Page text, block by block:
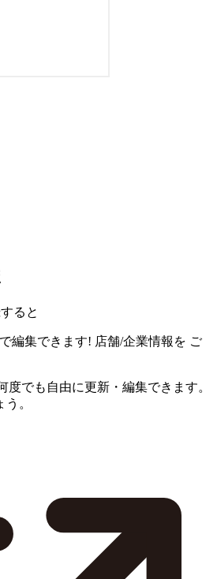
ると
編集できます! 店舗/企業情報を ご
度でも自由に更新・編集できます。
。